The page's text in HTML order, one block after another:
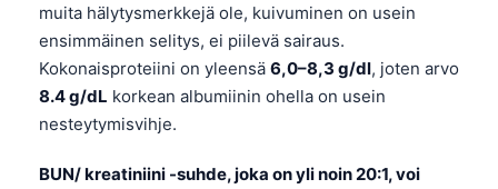
muita hälytysmerkkejä ole, kuivuminen on usein
ensimmäinen selitys, ei piilevä sairaus.
Kokonaisproteiini on yleensä 6,0–8,3 g/dl, joten arvo
8.4 g/dL korkean albumiinin ohella on usein
nesteytymisvihje.
BUN/ kreatiniini -suhde, joka on yli noin 20:1, voi